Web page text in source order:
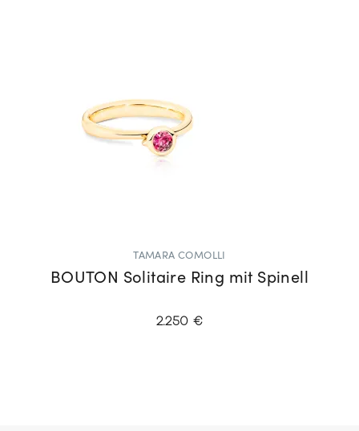
TAMARA COMOLLI
BOUTON Solitaire Ring mit Spinell
2.250 €